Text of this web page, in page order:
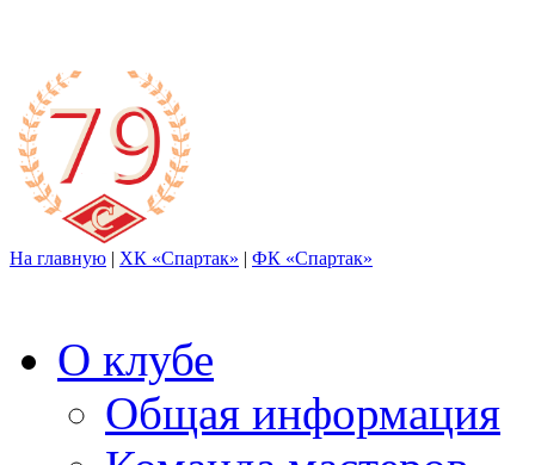
На главную | ХК «Спартак» | ФК «Спартак»
О клубе
Общая информация